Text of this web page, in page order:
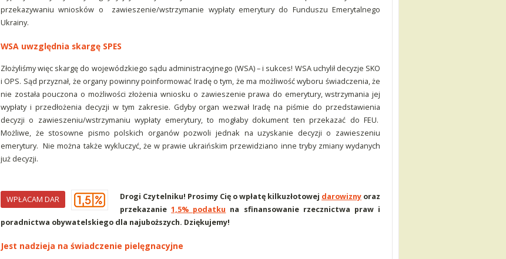
przekazywaniu wniosków o zawieszenie/wstrzymanie wypłaty emerytury do Funduszu Emerytalnego
Ukrainy.
WSA uwzględnia skargę SPES
Złożyliśmy więc skargę do wojewódzkiego sądu administracyjnego (WSA) – i sukces! WSA uchylił decyzje SKO
i OPS. Sąd przyznał, że organy powinny poinformować Iradę o tym, że ma możliwość wyboru świadczenia, że
nie została pouczona o możliwości złożenia wniosku o zawieszenie prawa do emerytury, wstrzymania jej
wypłaty i przedłożenia decyzji w tym zakresie. Gdyby organ wezwał Iradę na piśmie do przedstawienia
decyzji o zawieszeniu/wstrzymaniu wypłaty emerytury, to mogłaby dokument ten przekazać do FEU.
Możliwe, że stosowne pismo polskich organów pozwoli jednak na uzyskanie decyzji o zawieszeniu
emerytury. Nie można także wykluczyć, że w prawie ukraińskim przewidziano inne tryby zmiany wydanych
już decyzji.
WPŁACAM DAR Drogi Czytelniku! Prosimy Cię o wpłatę kilkuzłotowej darowizny oraz
przekazanie1,5% podatku na sfinansowanie rzecznictwa praw i
poradnictwa obywatelskiego dla najuboższych. Dziękujemy!
Jest nadzieja na świadczenie pielęgnacyjne